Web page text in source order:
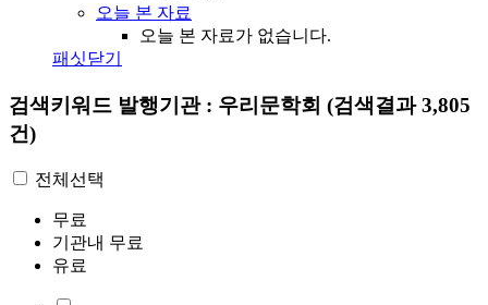
오늘 본 자료
오늘 본 자료가 없습니다.
패싯닫기
검색키워드 발행기관 : 우리문학회 (검색결과 3,805
건)
전체선택
무료
기관내 무료
유료